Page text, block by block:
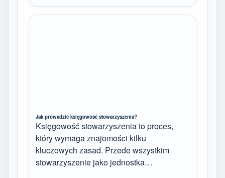
Jak prowadzić księgowość stowarzyszenia?
Księgowość stowarzyszenia to proces,
który wymaga znajomości kilku
kluczowych zasad. Przede wszystkim
stowarzyszenie jako jednostka…